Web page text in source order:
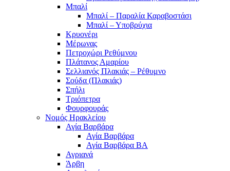
Μπαλί
Μπαλί – Παραλία Καραβοστάσι
Μπαλί – Υποβρύχια
Κρυονέρι
Μέρωνας
Πετροχώρι Ρεθύμνου
Πλάτανος Αμαρίου
Σελλιανός Πλακιάς – Ρέθυμνο
Σούδα (Πλακιάς)
Σπήλι
Τριόπετρα
Φουρφουράς
Νομός Ηρακλείου
Αγία Βαρβάρα
Αγία Βαρβάρα
Αγία Βαρβάρα ΒΑ
Αγριανά
Άρβη